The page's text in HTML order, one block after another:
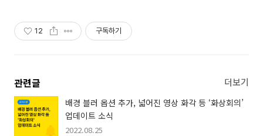
12 구독하기
관련글 더보기
배경 블러 옵션 추가, 넓어진 영상 화각 등 ‘화상회의’
업데이트 소식
2022.08.25